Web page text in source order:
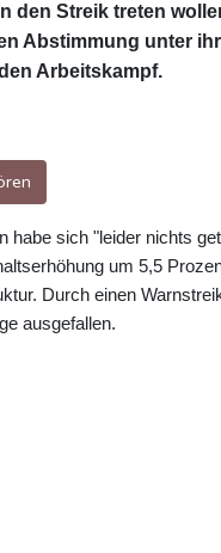
den Streik treten
Abstimmung unter
Arbeitskampf.
habe sich "leider nichts
um 5,5
Durch einen
ausgefallen.